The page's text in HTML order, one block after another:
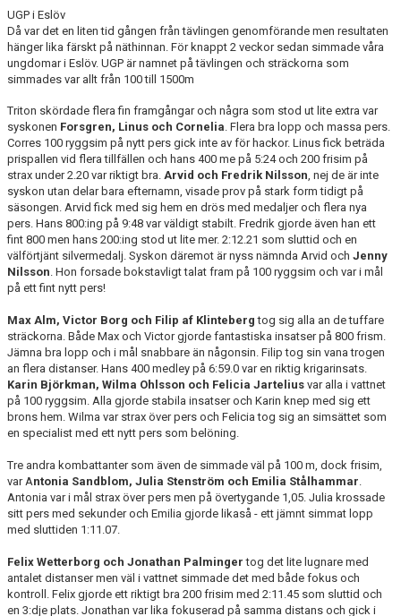
UGP i Eslöv
Då var det en liten tid gången från tävlingen genomförande men resultaten
hänger lika färskt på näthinnan. För knappt 2 veckor sedan simmade våra
ungdomar i Eslöv. UGP är namnet på tävlingen och sträckorna som
simmades var allt från 100 till 1500m
Triton skördade flera fin framgångar och några som stod ut lite extra var
syskonen Forsgren, Linus och Cornelia. Flera bra lopp och massa pers.
Corres 100 ryggsim på nytt pers gick inte av för hackor. Linus fick beträda
prispallen vid flera tillfällen och hans 400 me på 5:24 och 200 frisim på
strax under 2.20 var riktigt bra. Arvid och Fredrik Nilsson, nej de är inte
syskon utan delar bara efternamn, visade prov på stark form tidigt på
säsongen. Arvid fick med sig hem en drös med medaljer och flera nya
pers. Hans 800:ing på 9:48 var väldigt stabilt. Fredrik gjorde även han ett
fint 800 men hans 200:ing stod ut lite mer. 2:12.21 som sluttid och en
välförtjänt silvermedalj. Syskon däremot är nyss nämnda Arvid och Jenny
Nilsson. Hon forsade bokstavligt talat fram på 100 ryggsim och var i mål
på ett fint nytt pers!
Max Alm, Victor Borg och Filip af Klinteberg tog sig alla an de tuffare
sträckorna. Både Max och Victor gjorde fantastiska insatser på 800 frism.
Jämna bra lopp och i mål snabbare än någonsin. Filip tog sin vana trogen
an flera distanser. Hans 400 medley på 6:59.0 var en riktig krigarinsats.
Karin Björkman, Wilma Ohlsson och Felicia Jartelius var alla i vattnet
på 100 ryggsim. Alla gjorde stabila insatser och Karin knep med sig ett
brons hem. Wilma var strax över pers och Felicia tog sig an simsättet som
en specialist med ett nytt pers som belöning.
Tre andra kombattanter som även de simmade väl på 100 m, dock frisim,
var Antonia Sandblom, Julia Stenström och Emilia Stålhammar.
Antonia var i mål strax över pers men på övertygande 1,05. Julia krossade
sitt pers med sekunder och Emilia gjorde likaså - ett jämnt simmat lopp
med sluttiden 1:11.07.
Felix Wetterborg och Jonathan Palminger tog det lite lugnare med
antalet distanser men väl i vattnet simmade det med både fokus och
kontroll. Felix gjorde ett riktigt bra 200 frisim med 2:11.45 som sluttid och
en 3:dje plats. Jonathan var lika fokuserad på samma distans och gick i